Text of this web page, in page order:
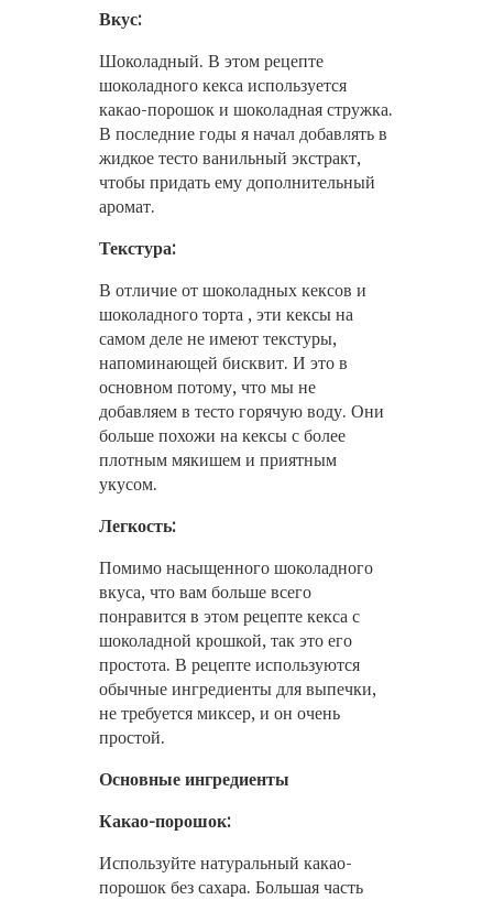
Вкус:
Шоколадный. В этом рецепте
шоколадного кекса используется
какао-порошок и шоколадная стружка.
В последние годы я начал добавлять в
жидкое тесто ванильный экстракт,
чтобы придать ему дополнительный
аромат.
Текстура:
В отличие от шоколадных кексов и
шоколадного торта , эти кексы на
самом деле не имеют текстуры,
напоминающей бисквит. И это в
основном потому, что мы не
добавляем в тесто горячую воду. Они
больше похожи на кексы с более
плотным мякишем и приятным
укусом.
Легкость:
Помимо насыщенного шоколадного
вкуса, что вам больше всего
понравится в этом рецепте кекса с
шоколадной крошкой, так это его
простота. В рецепте используются
обычные ингредиенты для выпечки,
не требуется миксер, и он очень
простой.
Основные ингредиенты
Какао-порошок:
Используйте натуральный какао-
порошок без сахара. Большая часть